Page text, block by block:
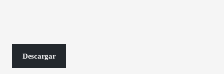
Descargar